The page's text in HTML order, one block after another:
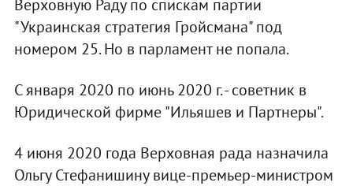
Верховную Раду по спискам партии
"Украинская стратегия Гройсмана" под
номером 25. Но в парламент не попала.
С января 2020 по июнь 2020 г. - советник в
Юридической фирме "Ильяшев и Партнеры".
4 июня 2020 года Верховная рада назначила
Ольгу Стефанишину вице-премьер-министром